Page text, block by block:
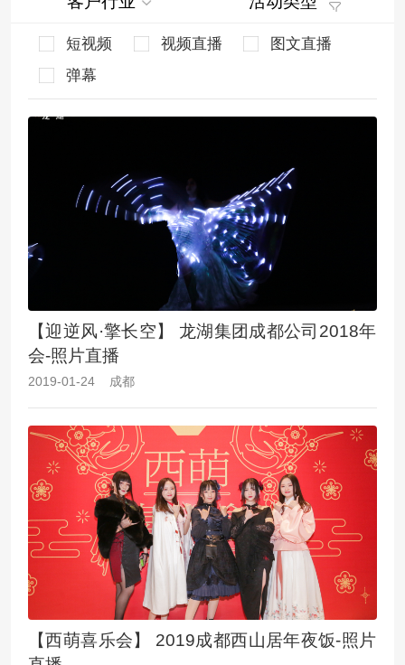
短视频 视频直播
图文直播
弹幕
【迎逆风·擎长空】 龙湖集团成都公司2018年
会-照片直播
2019-01-24 成都
【西萌喜乐会】 2019成都西山居年夜饭-照片